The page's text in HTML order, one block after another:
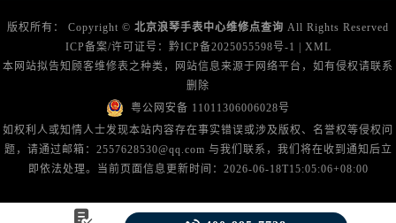
版权所有： Copyright © 北京浪琴手表中心维修点查询 All Rights Reserved
ICP备案/许可证号： 黔ICP备2025055598号-1 | XML
本网站拟告知顾客维修表之种类，网站信息来源于网络平台，如有侵权请联系
删除
粤公网安备 11011306006028号
如权利人或知情人士发现本站内容存在事实错误或涉及版权、名誉权等侵权问
题，请通过邮箱：2557628530@qq.com 与我们联系，我们将在收到通知后立
即依法处理。当前页面信息更新时间：2026-06-18T15:05:06+08:00
